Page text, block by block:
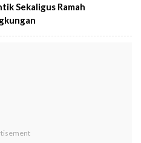
Sekaligus Ramah